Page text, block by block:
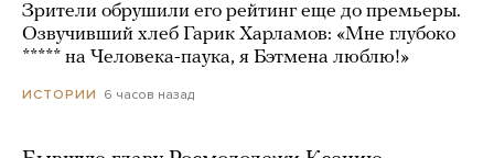
Зрители обрушили его рейтинг еще до премьеры.
Озвучивший хлеб Гарик Харламов: «Мне глубоко
***** на Человека-паука, я Бэтмена люблю!»
ИСТОРИИ 6 часов назад